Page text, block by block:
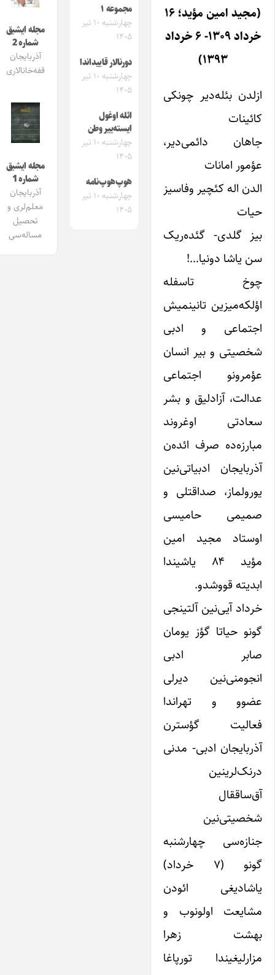
(مجید امین مؤید؛ ۱۶
خرداد ۱۳۰۹- ۶ خرداد
۱۳۹۳)
ازلدن بئله‌دیر چونکی
کائینات
جاهان دائمی‌دیر،
عؤمور امانات
الدن اله کئچیر وفاسیز
حیات
بیز گلدی- گئده‌ریک
سن یاشا دونیا…!
چوخ تاسفله
اؤلکه‌میزین تانینمیش
اجتماعی و ادبی
شخصیتی و بیر انسان
عؤمرونو اجتماعی
عدالت، آزادلیق و بشر
سعادتی اوغروند
مبارزه‌ده صرف ائده‌ن
آذربایجان ادبیاتی‌نین
یورولماز، صداقتلی و
صمیمی حامیسی
اوستاد مجید امین
مؤید ۸۴ یاشیندا
ابدیته قووشدو.
خرداد آیی‌نین آلتینجی
گونو حیاتا گؤز یومان
صابر ادبی
انجومنی‌نین دیرلی
عضوو و تهراندا
فعالیت گؤسترن
آذربایجان ادبی- مدنی
درنک‌لرینین
آق‌ساققال
شخصیتی‌نین
جنازه‌سی چهارشنبه
گونو (۷ خرداد)
یاشادیغی ائودن
مشایعت اولونوب و
بهشت زهرا
مزارلیغیندا تورپاغا
مجموعه ۱
چهارشنبه ۱۰ تیر
۱۴۰۵
دورنالار قاییداندا
چهارشنبه ۱۰ تیر
۱۴۰۵
ائله اوغول
ایسته‌ییر وطن
چهارشنبه ۱۰ تیر
۱۴۰۵
هوپ‌هوپ‌نامه
چهارشنبه ۱۰ تیر
۱۴۰۵
مجله ایشیق
شماره 2
آذربایجان
قفه‌خانالاری
مجله ایشیق
شماره 1
آذربایجان
معلم‌لری و
تحصیل
مساله‌سی